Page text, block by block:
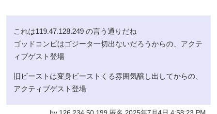
これは119.47.128.249 の言う通りだね
ゴッドコンビはゴジータ一切出ないだろうからの、アクテ
ィブゲスト登場
旧ビーストは変身ビーストくる雰囲気醸し出してからの、
アクティブゲスト登場